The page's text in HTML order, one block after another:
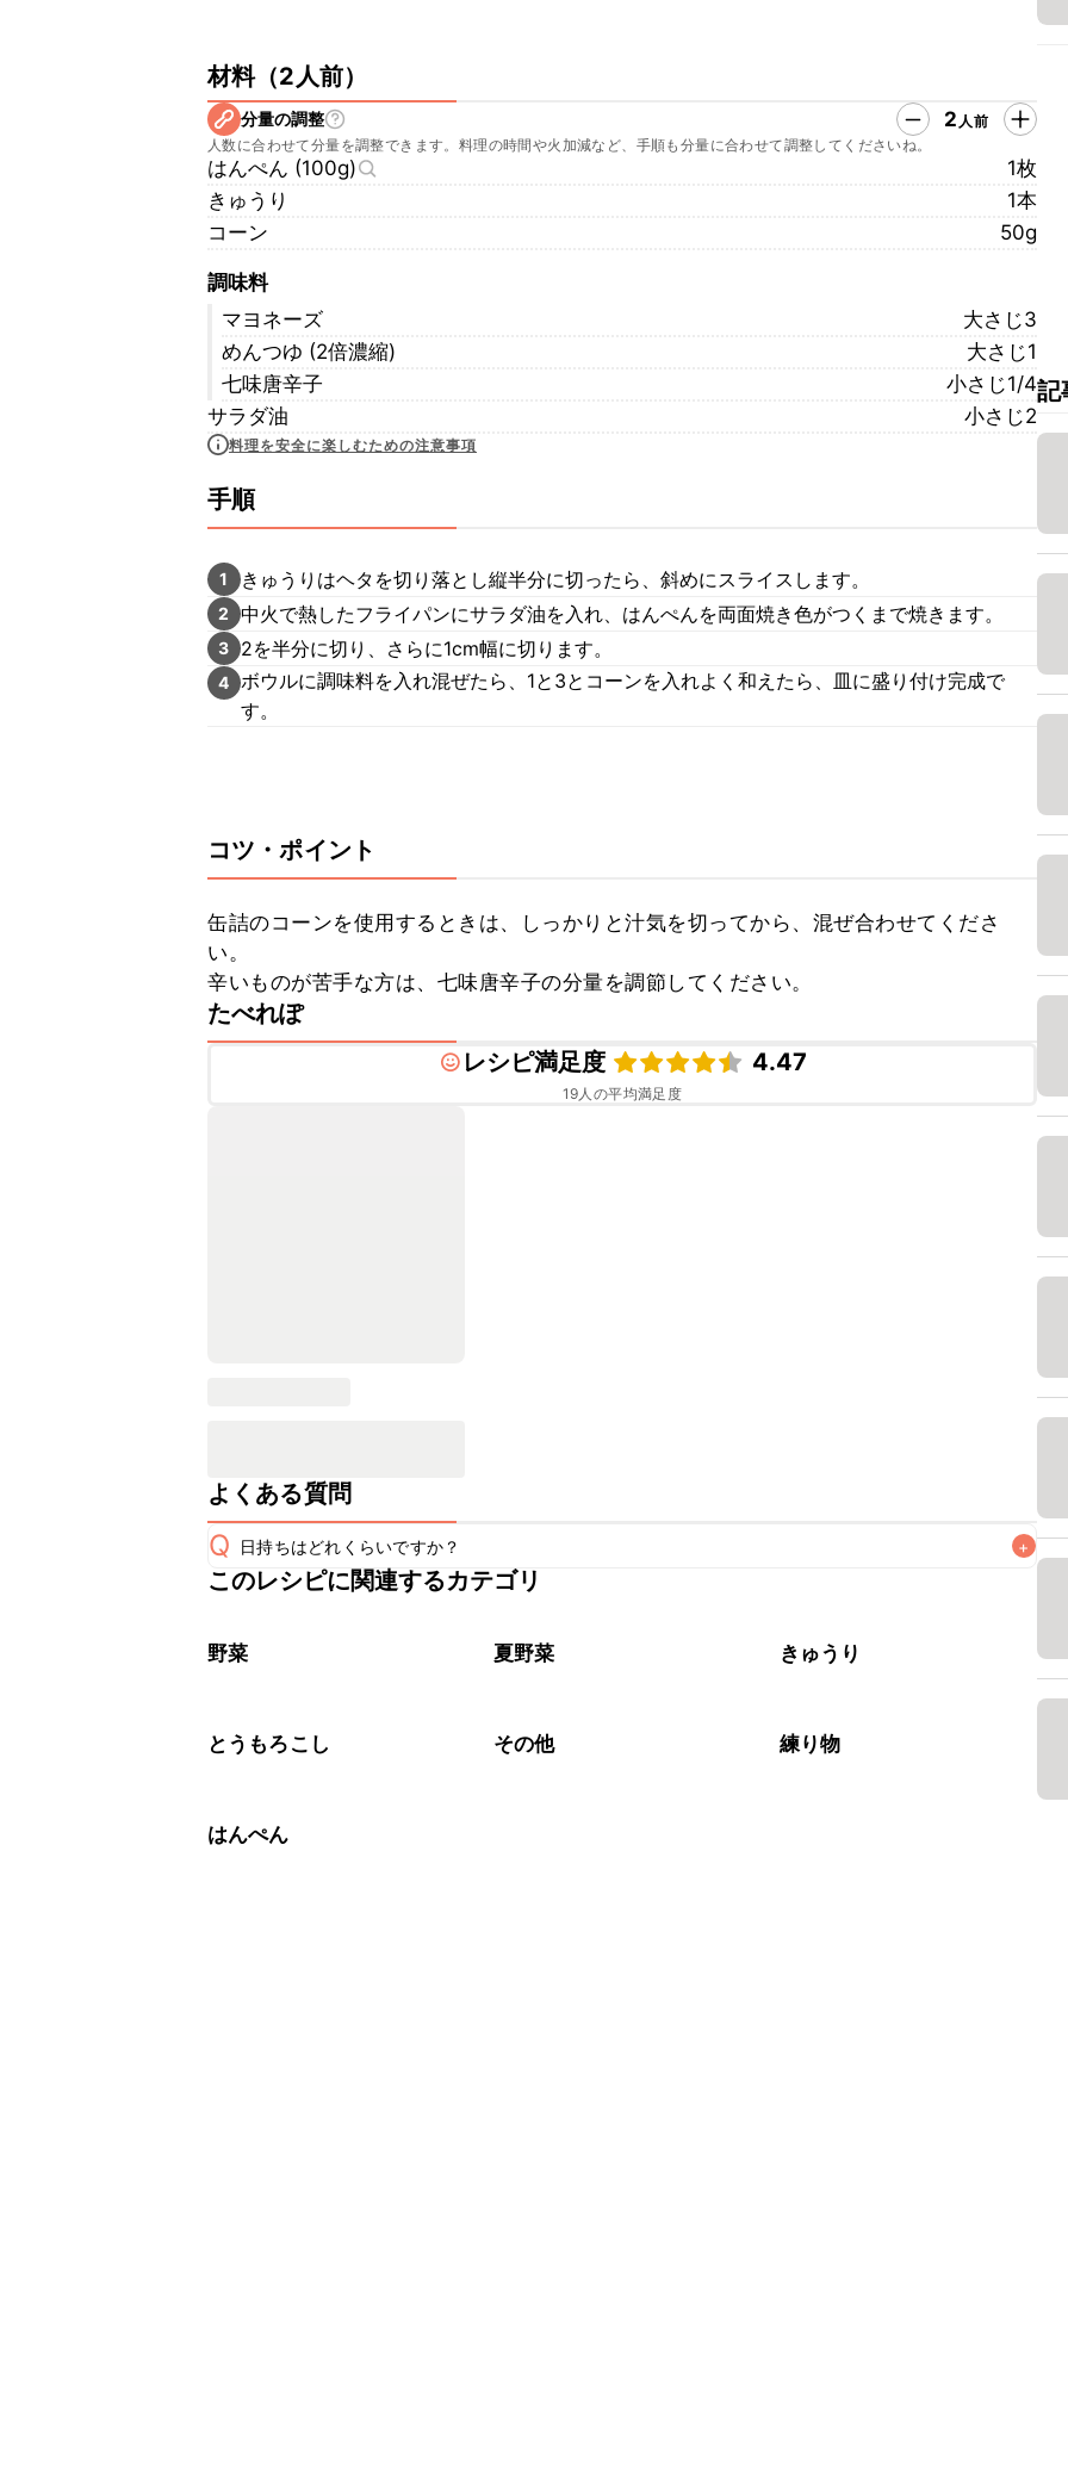
材料（2人前）
分量の調整 2 人前
人数に合わせて分量を調整できます。料理の時間や火加減など、手順も分量に合わせて調整してくださいね。
はんぺん (100g)
1枚
きゅうり
1本
コーン
50g
調味料
マヨネーズ
大さじ3
めんつゆ (2倍濃縮)
大さじ1
七味唐辛子
小さじ1/4
サラダ油
小さじ2
料理を安全に楽しむための注意事項
手順
1 きゅうりはヘタを切り落とし縦半分に切ったら、斜めにスライスします。
2 中火で熱したフライパンにサラダ油を入れ、はんぺんを両面焼き色がつくまで焼きます。
3 2を半分に切り、さらに1cm幅に切ります。
4 ボウルに調味料を入れ混ぜたら、1と3とコーンを入れよく和えたら、皿に盛り付け完成で
す。
コツ・ポイント
缶詰のコーンを使用するときは、しっかりと汁気を切ってから、混ぜ合わせてくださ
い。
辛いものが苦手な方は、七味唐辛子の分量を調節してください。
たべれぽ
レシピ満足度
4.47
19人の平均満足度
よくある質問
Q 日持ちはどれくらいですか？ +
保存期間は冷蔵で当日中が目安です。なるべくお早めにお召し上がりください。
※日持ちは目安です。
このレシピに関連するカテゴリ
野菜 夏野菜 きゅうり
とうもろこし その他 練り物
はんぺん
記